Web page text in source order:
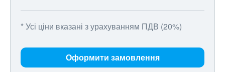
* Усі ціни вказані з урахуванням ПДВ (20%)
Оформити замовлення